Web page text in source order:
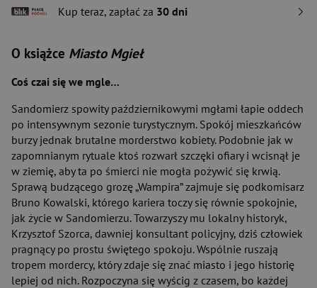
Kup teraz, zapłać za 30 dni
O książce Miasto Mgieł
Coś czai się we mgle…
Sandomierz spowity październikowymi mgłami łapie oddech
po intensywnym sezonie turystycznym. Spokój mieszkańców
burzy jednak brutalne morderstwo kobiety. Podobnie jak w
zapomnianym rytuale ktoś rozwarł szczęki ofiary i wcisnął je
w ziemię, aby ta po śmierci nie mogła pożywić się krwią.
Sprawą budzącego grozę „Wampira” zajmuje się podkomisarz
Bruno Kowalski, którego kariera toczy się równie spokojnie,
jak życie w Sandomierzu. Towarzyszy mu lokalny historyk,
Krzysztof Szorca, dawniej konsultant policyjny, dziś człowiek
pragnący po prostu świętego spokoju. Wspólnie ruszają
tropem mordercy, który zdaje się znać miasto i jego historię
lepiej od nich. Rozpoczyna się wyścig z czasem, bo każdej